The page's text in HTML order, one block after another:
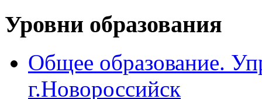
Уровни образования
Общее образование.
г.Новороссийск